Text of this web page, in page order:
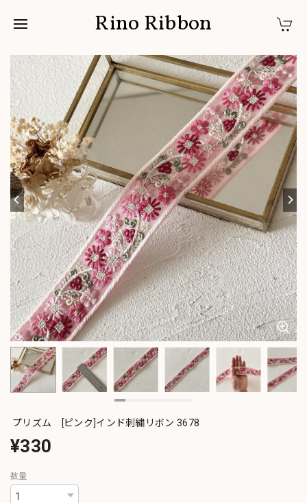
Rino Ribbon
プリズム [ピンク]インド刺繍リボン 3678
¥330
数量